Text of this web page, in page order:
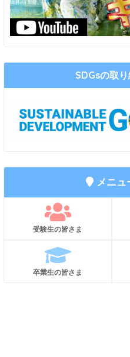
SDGsの取
メニュ
受験生の皆さま
卒業生の皆さま